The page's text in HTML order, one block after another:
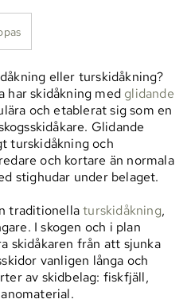
eller turskidåkning?
har skidåkning med glidande
och etablerat sig som en
Glidande
turskidåkning och
och kortare än normala
stighudar under belaget.
traditionellaturskidåkning,
I skogen och i plan
skidåkaren från att sjunka
vanligen långa och
av skidbelag: fiskfjäll,